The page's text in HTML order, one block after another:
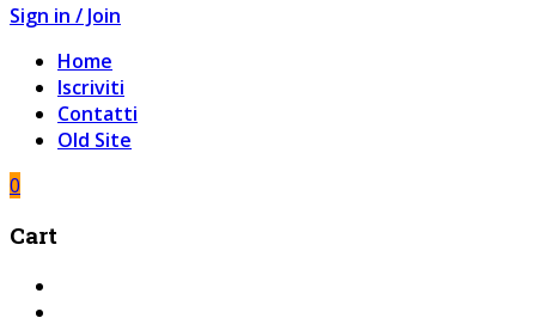
Sign in / Join
Home
Iscriviti
Contatti
Old Site
0
Cart